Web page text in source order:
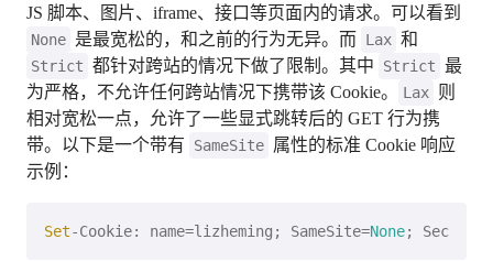
JS 脚本、图片、iframe、接口等页面内的请求。可以看到
None 是最宽松的，和之前的行为无异。而 Lax 和
Strict 都针对跨站的情况下做了限制。其中 Strict 最
为严格，不允许任何跨站情况下携带该 Cookie。
Lax 则
相对宽松一点，允许了一些显式跳转后的 GET 行为携
带。以下是一个带有
SameSite 属性的标准 Cookie 响应
示例：
Set-Cookie: name=lizheming; SameSite=None